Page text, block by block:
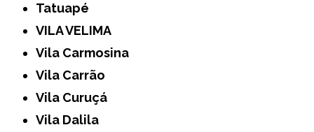
Tatuapé
VILA VELIMA
Vila Carmosina
Vila Carrão
Vila Curuçá
Vila Dalila